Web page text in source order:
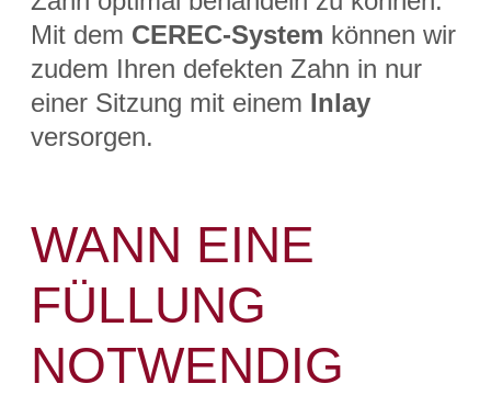
Mit dem CEREC-System können wir
zudem Ihren defekten Zahn in nur
einer Sitzung mit einem Inlay
versorgen.
WANN EINE
FÜLLUNG
NOTWENDIG